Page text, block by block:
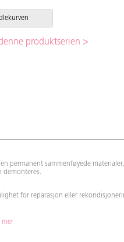
produktserien >
permanent sammenføyede
demonteres.
for reparasjon eller
mer